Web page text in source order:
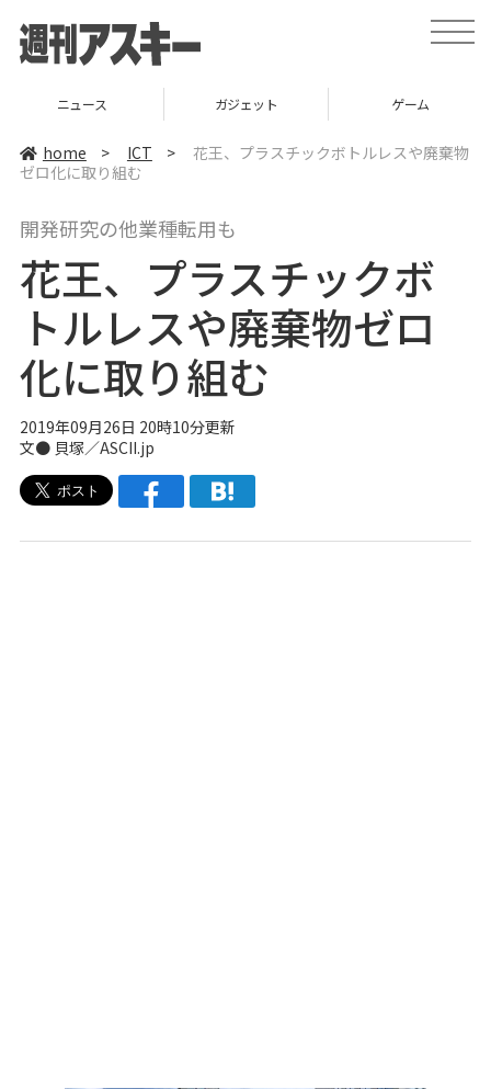
t
o
a
v
ニュース ガジェット ゲーム
home > ICT >
花王、プラスチックボトルレスや廃棄物
ゼロ化に取り組む
開発研究の他業種転用も
花王、プラスチックボ
トルレスや廃棄物ゼロ
化に取り組む
2019年09月26日 20時10分更新
文● 貝塚／ASCII.jp